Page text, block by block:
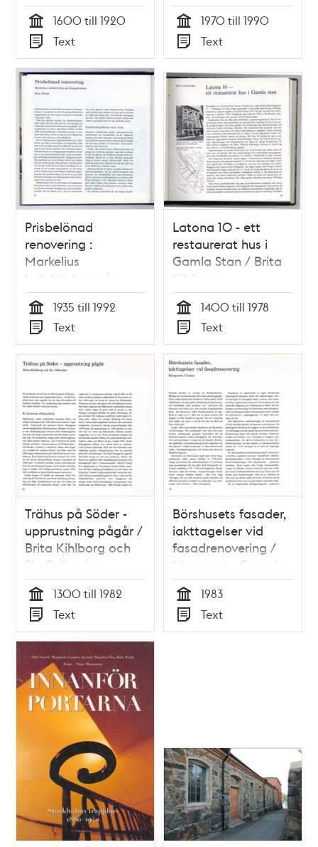
Tid
1600 till 1920
Typ
Text Tid
1970 till 1990
Typ
Text
Prisbelönad
renovering :
Markelius
kollektivhus på
Kungsholmen / Britt
Wisth
Tid
1935 till 1992
Typ
Text
Latona 10 - ett
restaurerat hus i
Gamla Stan / Brita
Kihlborg
Tid
1400 till 1978
Typ
Text
Trähus på Söder -
upprustning pågår /
Brita Kihlborg och
Siv Odlander
Tid
1300 till 1982
Typ
Text
Börshusets fasader,
iakttagelser vid
fasadrenovering /
Margareta Cramér
Tid
1983
Typ
Text